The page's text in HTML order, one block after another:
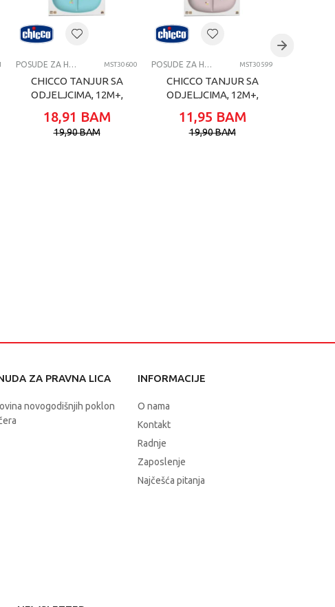
POSUDE ZA HRANJENJE MST30600
CHICCO TANJUR SA
ODJELJCIMA, 12M+,
18,91 BAM
19,90BAM
POSUDE ZA HRANJENJE MST30599
CHICCO TANJUR SA
ODJELJCIMA, 12M+,
11,95 BAM
19,90BAM
ZA PRAVNA LICA
novogodišnjih poklon
INFORMACIJE
O nama
Kontakt
Radnje
Zaposlenje
Najčešća pitanja